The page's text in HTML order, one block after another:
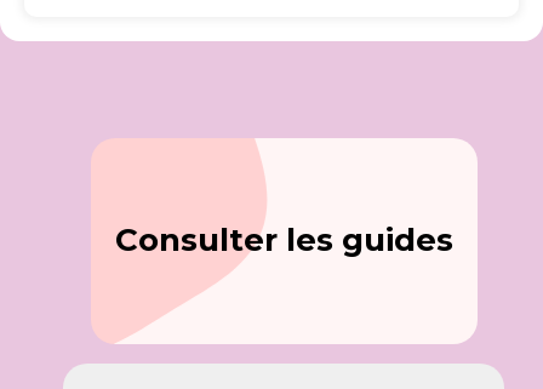
Consulter les guides